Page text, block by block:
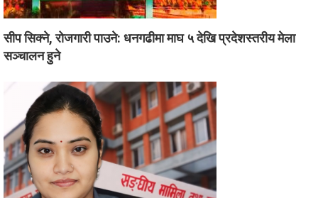
सीप सिक्ने, रोजगारी पाउने: धनगढीमा माघ ५ देखि प्रदेशस्तरीय मेला
सञ्चालन हुने